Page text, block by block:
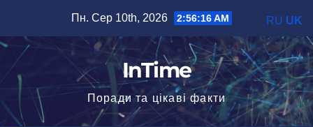
вмісту
Пн. Сер 10th, 2026 2:56:17 AM
InTime
Поради та цікаві факти
RU UK